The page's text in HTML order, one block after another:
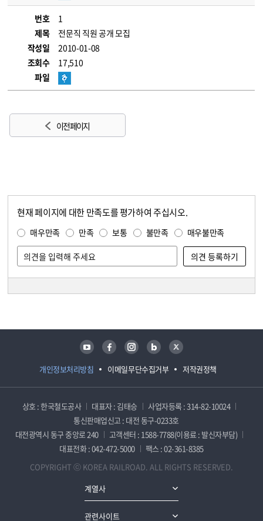
번호
1
제목
전문직 직원 공개 모집
작성일
2010-01-08
조회수
17,510
파일
이전 페이지
현재 페이지에 대한 만족도를 평가하여 주십시오.
매우만족 만족 보통 불만족 매우불만족
개인정보처리방침 이메일무단수집거부 저작권정책
유튜브 페이스북 인스타그램 블로그 트위터
상호 : 한국철도공사 대표자 : 김태승
사업자등록 : 314-82-10024
통신판매업신고 : 대전 동구-0233호
대전광역시 동구 중앙로 240
고객센터 : 1588-7788(이용료 : 발신자부담)
대표전화 : 042-472-5000
팩스 : 02-361-8385
COPYRIGHT ⓒ KOREA RAILROAD. ALL RIGHTS RESERVED.
계열사
관련사이트